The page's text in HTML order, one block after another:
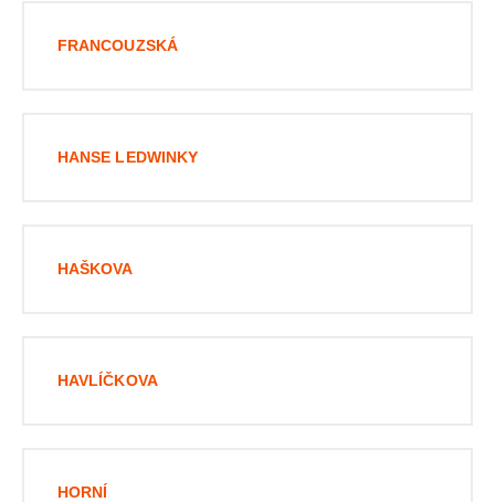
FRANCOUZSKÁ
HANSE LEDWINKY
HAŠKOVA
HAVLÍČKOVA
HORNÍ